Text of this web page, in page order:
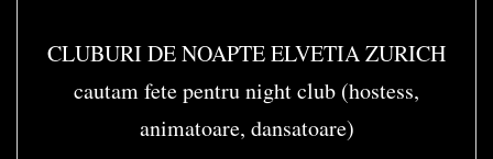
CLUBURI DE NOAPTE ELVETIA ZURICH
cautam fete pentru night club (hostess,
animatoare, dansatoare)